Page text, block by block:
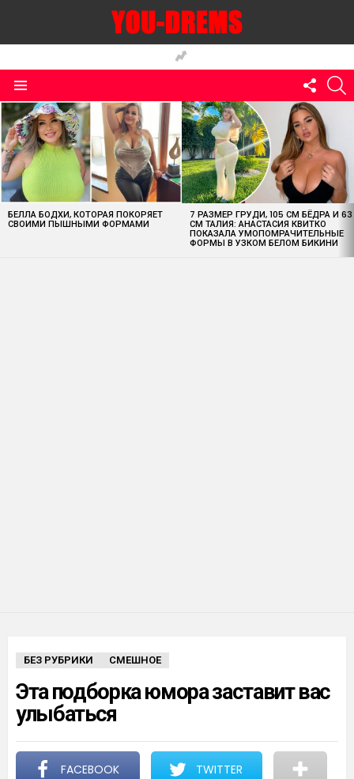
US
MOST
VIEWED
STORIES
БЕЛЛА БОДХИ, КОТОРАЯ ПОКОРЯЕТ
СВОИМИ ПЫШНЫМИ ФОРМАМИ
7 РАЗМЕР ГРУДИ, 105 СМ БЁДРА И 63
СМ ТАЛИЯ: АНАСТАСИЯ КВИТКО
ПОКАЗАЛА УМОПОМРАЧИТЕЛЬНЫЕ
ФОРМЫ В УЗКОМ БЕЛОМ БИКИНИ
БЕЗ РУБРИКИ СМЕШНОЕ
Эта подборка юмора заставит вас
улыбаться
FACEBOOK TWITTER